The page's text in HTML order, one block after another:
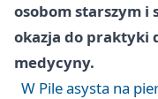
osobom starszym i
okazja do praktyki
medycyny.
W Pile asysta na